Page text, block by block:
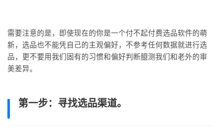
需要注意的是，即使现在的你是一个付不起付费选品软件的萌
新，选品也不能凭自己的主观偏好，不参考任何数据就进行选
品，更不要用我们固有的习惯和偏好判断臆测我们和老外的审
美差异。
第一步：寻找选品渠道。